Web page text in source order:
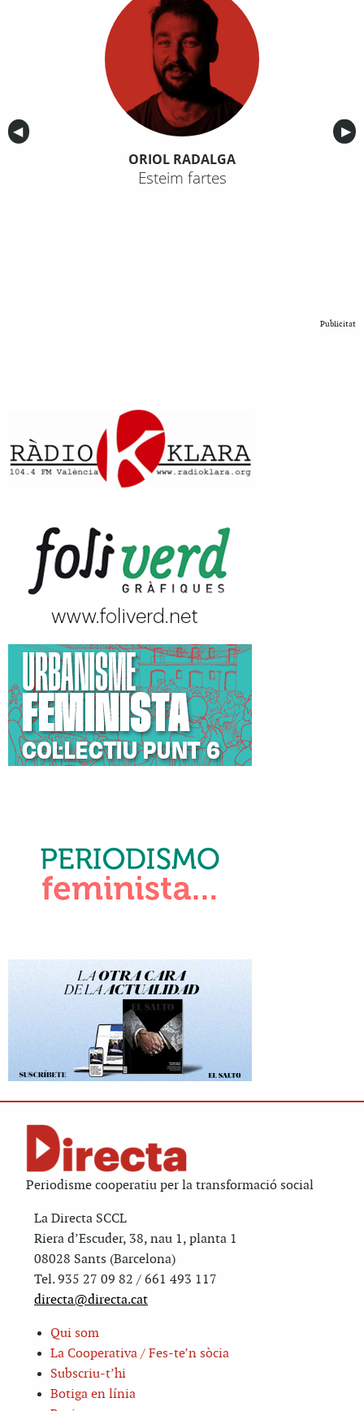
Anterior
◀︎ ▶︎
ORIOL RADALGA
Esteim fartes
Publicitat
Periodisme cooperatiu per la transformació social
La Directa SCCL
Riera d’Escuder, 38, nau 1, planta 1
08028 Sants (Barcelona)
Tel. 935 27 09 82 / 661 493 117
directa@directa.cat
Qui som
La Cooperativa / Fes-te’n sòcia
Subscriu-t’hi
Botiga en línia